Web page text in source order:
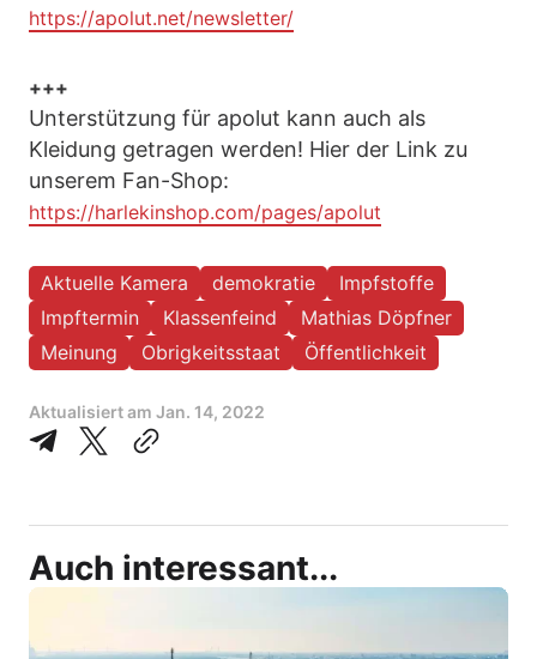
https://apolut.net/newsletter/
+++
Unterstützung für apolut kann auch als
Kleidung getragen werden! Hier der Link zu
unserem Fan-Shop:
https://harlekinshop.com/pages/apolut
Aktuelle Kamera demokratie
Impfstoffe
Impftermin
Klassenfeind
Mathias Döpfner
Meinung
Obrigkeitsstaat Öffentlichkeit
Aktualisiert am Jan. 14, 2022
Auch interessant...